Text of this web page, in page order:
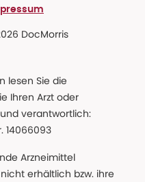
DocMorris
lesen Sie die
Ihren Arzt oder
verantwortlich:
14066093
Arzneimittel
erhältlich bzw. ihre